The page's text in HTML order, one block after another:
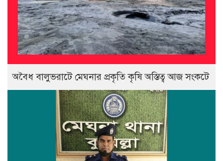
অবৈধ বালুভরাটে মেঘনার প্রকৃতি কৃষি অস্তিত্ব আজ সংকটে